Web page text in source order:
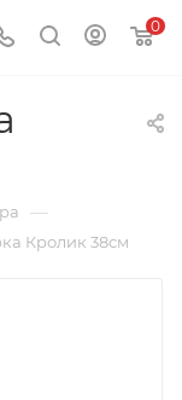
0
—
Кролик 38см